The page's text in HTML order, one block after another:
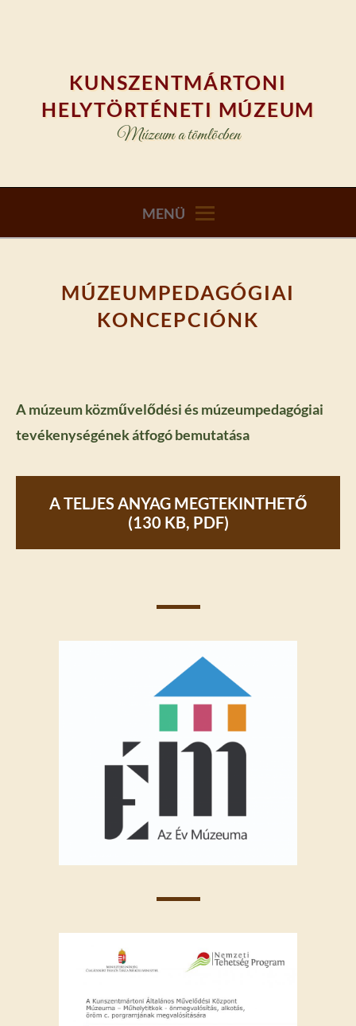
KUNSZENTMÁRTONI
HELYTÖRTÉNETI MÚZEUM
Múzeum a tömlöcben
MENÜ
MÚZEUMPEDAGÓGIAI
KONCEPCIÓNK
A múzeum közművelődési és múzeumpedagógiai
tevékenységének átfogó bemutatása
A TELJES ANYAG MEGTEKINTHETŐ
(130 KB, PDF)